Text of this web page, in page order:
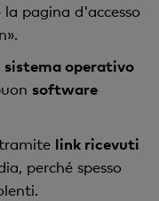
pagina d'accesso
sistema operativo
software
link ricevuti
perché spesso